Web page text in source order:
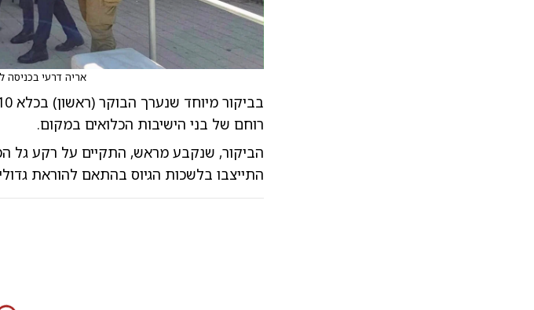
אריה דרעי בכניסה
בביקור מיוחד שנערך הבוקר (ראשון) בכלא 10, הגיע יו"ר ש"ס ח״כ
רוחם של בני הישיבות הכלואים במקום.
הביקור, שנקבע מראש, התקיים על רקע גל
התייצבו בלשכות הגיוס בהתאם להוראת